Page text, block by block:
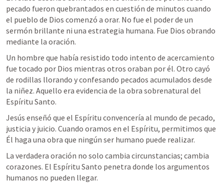
pecado fueron quebrantados en cuestión de minutos cuando
el pueblo de Dios comenzó a orar. No fue el poder de un
sermón brillante ni una estrategia humana. Fue Dios obrando
mediante la oración.
Un hombre que había resistido todo intento de acercamiento
fue tocado por Dios mientras otros oraban por él. Otro cayó
de rodillas llorando y confesando pecados acumulados desde
la niñez. Aquello era evidencia de la obra sobrenatural del
Espíritu Santo.
Jesús enseñó que el Espíritu convencería al mundo de pecado,
justicia y juicio. Cuando oramos en el Espíritu, permitimos que
Él haga una obra que ningún ser humano puede realizar.
La verdadera oración no solo cambia circunstancias; cambia
corazones. El Espíritu Santo penetra donde los argumentos
humanos no pueden llegar.